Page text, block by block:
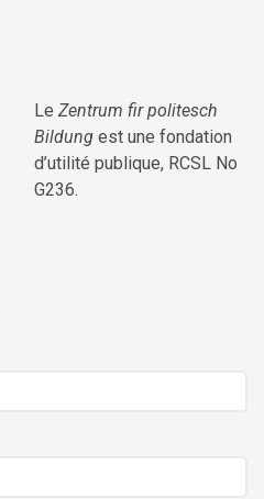
Le Zentrum fir politesch
Bildung est une fondation
d’utilité publique, RCSL No
G236.